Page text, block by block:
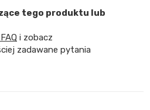
tego produktu lub
i zobacz
zadawane pytania